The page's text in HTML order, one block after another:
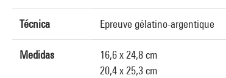
Técnica Epreuve gélatino-argentique
Medidas
16,6 x 24,8 cm
20,4 x 25,3 cm